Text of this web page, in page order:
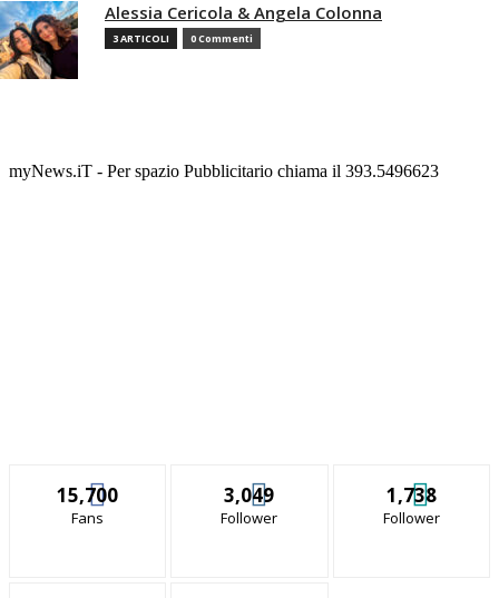
Alessia Cericola & Angela Colonna
3 ARTICOLI 0 Commenti
myNews.iT - Per spazio Pubblicitario chiama il 393.5496623
15,700
Fans
3,049
Follower
1,738
Follower